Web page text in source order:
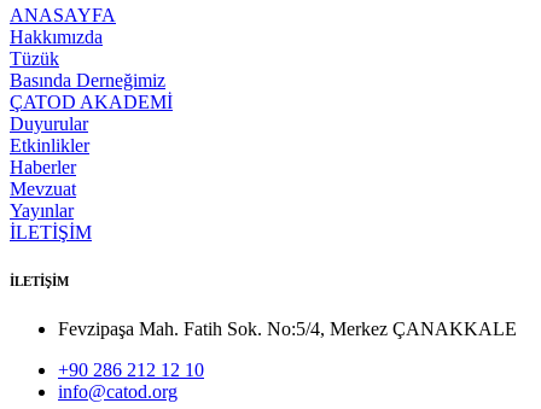
ANASAYFA
Hakkımızda
Tüzük
Basında Derneğimiz
ÇATOD AKADEMİ
Duyurular
Etkinlikler
Haberler
Mevzuat
Yayınlar
İLETİŞİM
İLETİŞİM
Fevzipaşa Mah. Fatih Sok. No:5/4, Merkez ÇANAKKALE
+90 286 212 12 10
info@catod.org